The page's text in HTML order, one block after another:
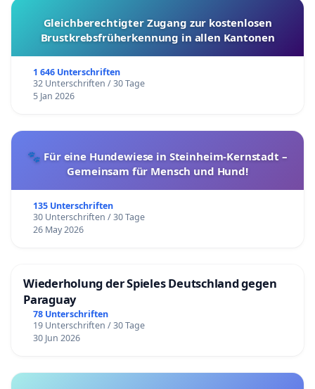
Gleichberechtigter Zugang zur kostenlosen
Brustkrebsfrüherkennung in allen Kantonen
1 646 Unterschriften
32 Unterschriften / 30 Tage
5 Jan 2026
🐾 Für eine Hundewiese in Steinheim-Kernstadt –
Gemeinsam für Mensch und Hund!
135 Unterschriften
30 Unterschriften / 30 Tage
26 May 2026
Wiederholung der Spieles Deutschland gegen
Paraguay
78 Unterschriften
19 Unterschriften / 30 Tage
30 Jun 2026